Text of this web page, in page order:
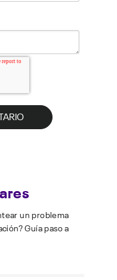
un problema
Guía paso a